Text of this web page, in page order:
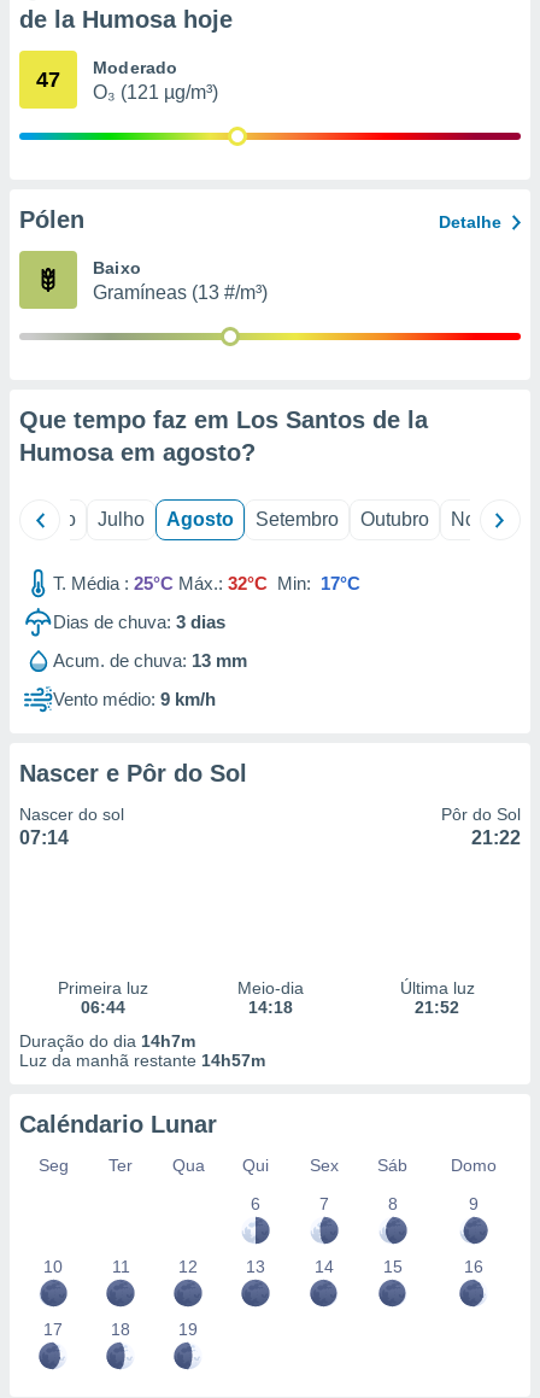
através
estudos
de
de la Humosa hoje
47 Moderado
O₃ (121 µg/m³)
Pólen Detalhe
Baixo
Gramíneas (13 #/m³)
Que tempo faz em Los Santos de la
Humosa em agosto?
Junho Julho Agosto Setembro Outubro Novembro
T. Média : 25°C Máx.: 32°C Min: 17°C
Dias de chuva: 3 dias
Acum. de chuva: 13 mm
Vento médio: 9 km/h
Nascer e Pôr do Sol
Nascer do sol
07:14
Pôr do Sol
21:22
Primeira luz
06:44
Meio-dia
14:18
Última luz
21:52
Duração do dia 14h7m
Luz da manhã restante 14h57m
Caléndario Lunar
Seg Ter Qua Qui Sex Sáb
Domo
6
7 8 9
10 11 12 13 14 15 16
17 18 19